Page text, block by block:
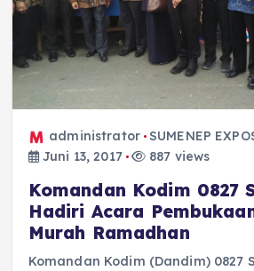
administrator SUMENEP
Juni 13, 2017
887 views
Komandan Kodim 0827
Hadiri Acara
Murah Ramadhan
Komandan Kodim (Dandim) 0827